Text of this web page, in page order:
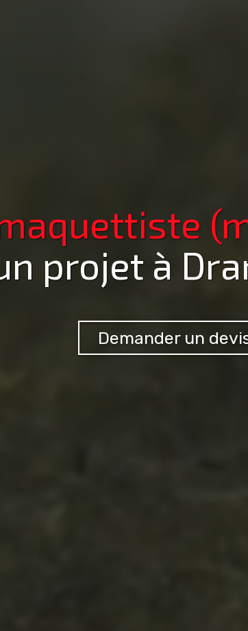
projet à
Demander un